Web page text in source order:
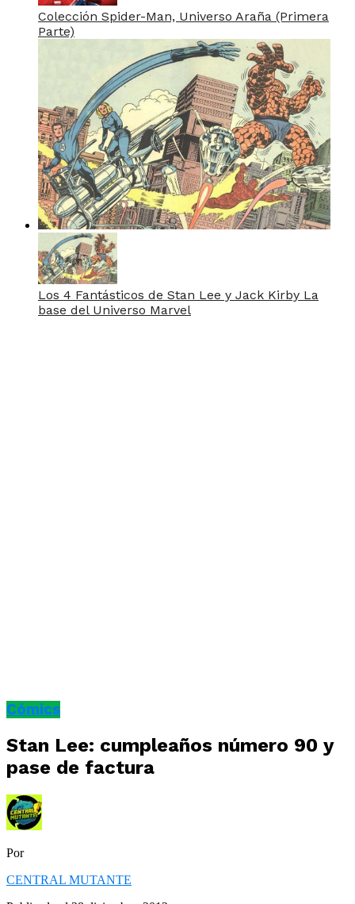
Colección Spider-Man, Universo Araña (Primera
Parte)
Los 4 Fantásticos de Stan Lee y Jack Kirby La
base del Universo Marvel
Cómics
Stan Lee: cumpleaños número 90 y
pase de factura
Por
CENTRAL MUTANTE